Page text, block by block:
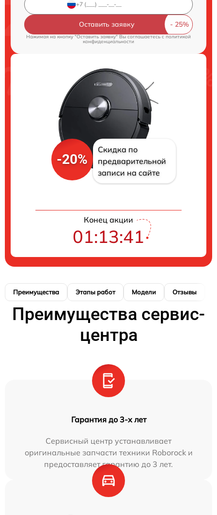
Оставить заявку
Нажимая на кнопку "Оставить заявку" Вы соглашаетесь cполитикой
конфиденциальности
-20%
Скидка по
предварительной
записи на сайте
Конец акции
01:13:40
Преимущества Этапы работ Модели Отзывы
Преимущества сервис-
центра
Гарантия до 3-х лет
Сервисный центр устанавливает
оригинальные запчасти техники Roborock и
предоставляет гарантию до 3 лет.